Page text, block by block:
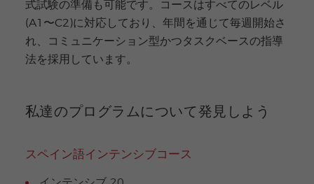
式試験の準備も可能です。コースはすべてのレベル
(A1〜C2)に対応しており、年間を通じて毎週開始さ
れ、コミュニケーション型かつタスクベースの指導
法を採用しています。
私達のプログラムについて発見しよう
スペイン語インテンシブコース